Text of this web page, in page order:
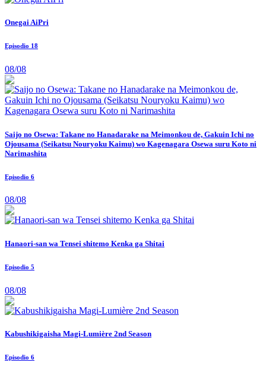
Onegai AiPri
Episodio 18
08/08
Saijo no Osewa: Takane no Hanadarake na Meimonkou de, Gakuin Ichi no
Ojousama (Seikatsu Nouryoku Kaimu) wo Kagenagara Osewa suru Koto ni
Narimashita
Episodio 6
08/08
Hanaori-san wa Tensei shitemo Kenka ga Shitai
Episodio 5
08/08
Kabushikigaisha Magi-Lumière 2nd Season
Episodio 6